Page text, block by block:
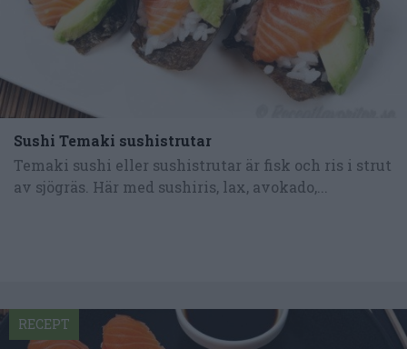
Sushi Temaki sushistrutar
Temaki sushi eller sushistrutar är fisk och ris i strut
av sjögräs. Här med sushiris, lax, avokado,...
RECEPT